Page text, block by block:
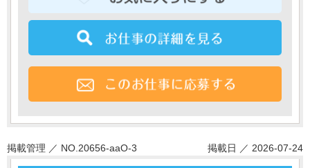
掲載管理 ／ NO.20656-aaO-3 掲載日 ／ 2026-07-24